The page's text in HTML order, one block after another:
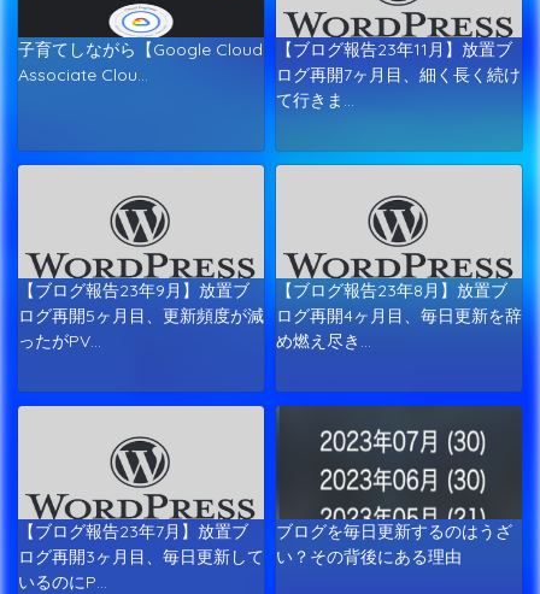
子育てしながら【Google Cloud
Associate Clou…
【ブログ報告23年11月】放置ブ
ログ再開7ヶ月目、細く長く続け
て行きま…
【ブログ報告23年9月】放置ブ
ログ再開5ヶ月目、更新頻度が減
ったがPV…
【ブログ報告23年8月】放置ブ
ログ再開4ヶ月目、毎日更新を辞
め燃え尽き…
【ブログ報告23年7月】放置ブ
ログ再開3ヶ月目、毎日更新して
いるのにP…
ブログを毎日更新するのはうざ
い？その背後にある理由